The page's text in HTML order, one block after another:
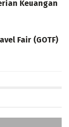
Keuangan
Fair (GOTF)